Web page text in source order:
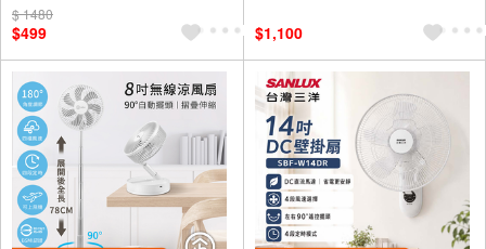
$ 1480
$499
$1,100